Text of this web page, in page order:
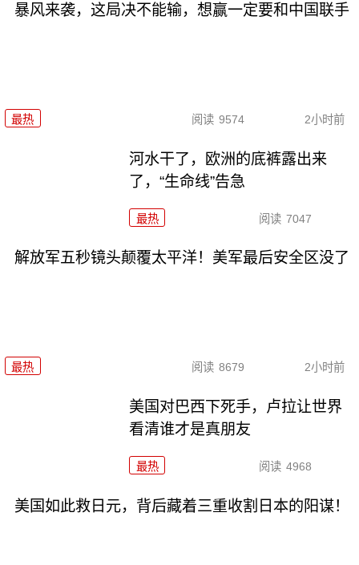
暴风来袭，这局决不能输，想赢一定要和中国联手
最热 阅读 9574 2小时前
河水干了，欧洲的底裤露出来
了，“生命线”告急
最热 阅读 7047
解放军五秒镜头颠覆太平洋！美军最后安全区没了
最热 阅读 8679 2小时前
美国对巴西下死手，卢拉让世界
看清谁才是真朋友
最热 阅读 4968
美国如此救日元，背后藏着三重收割日本的阳谋！